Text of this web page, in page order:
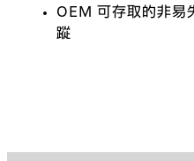
OEM 可存取的非易
蹤